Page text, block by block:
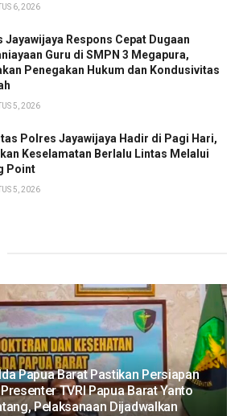
6, 2026
Jayawijaya Respons Cepat Dugaan
Guru di SMPN 3 Megapura,
Penegakan Hukum dan Kondusivitas
5, 2026
Polres Jayawijaya Hadir di Pagi Hari,
Keselamatan Berlalu Lintas Melalui
Point
5, 2026
Papua Barat Pastikan Persiapan
TVRI Papua Barat Yanto
Pelaksanaan Dijadwalkan